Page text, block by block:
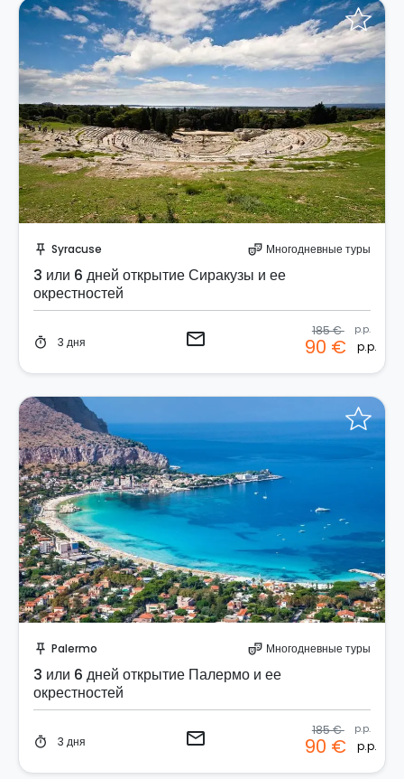
push_pin Syracuse theater_comedy Многодневные туры
3 или 6 дней открытие Сиракузы и ее
окрестностей
timer 3 дня email 185 € p.p.
90 € p.p.
push_pin Palermo theater_comedy Многодневные туры
3 или 6 дней открытие Палермо и ее
окрестностей
timer 3 дня email 185 € p.p.
90 € p.p.